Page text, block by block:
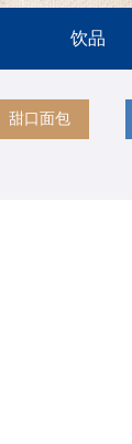
饮品
甜口面包